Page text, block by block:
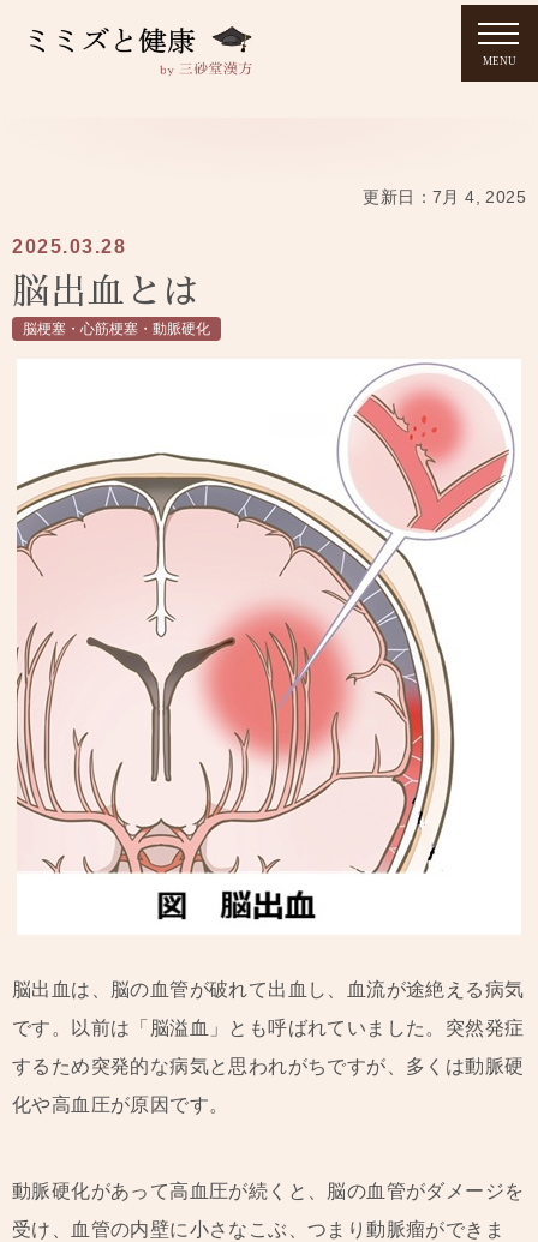
MENU
更新日： 7月 4, 2025
2025 03.28
脳出血とは
脳梗塞・心筋梗塞・動脈硬化
脳出血は、脳の血管が破れて出血し、血流が途絶える病気
です。以前は「脳溢血」とも呼ばれていました。突然発症
するため突発的な病気と思われがちですが、多くは動脈硬
化や高血圧が原因です。
動脈硬化があって高血圧が続くと、脳の血管がダメージを
受け、血管の内壁に小さなこぶ、つまり動脈瘤ができま